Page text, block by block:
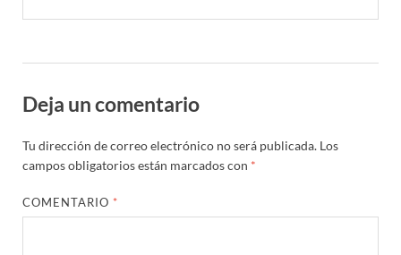
Deja un comentario
Tu dirección de correo electrónico no será publicada. Los
campos obligatorios están marcados con *
COMENTARIO *